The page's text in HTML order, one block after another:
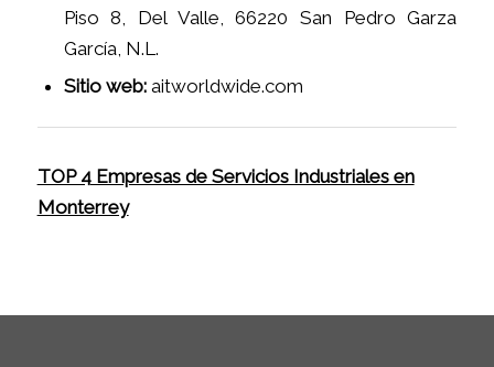
Piso 8, Del Valle, 66220 San Pedro Garza
García, N.L.
Sitio web:aitworldwide.com
TOP 4 Empresas de Servicios Industriales en
Monterrey